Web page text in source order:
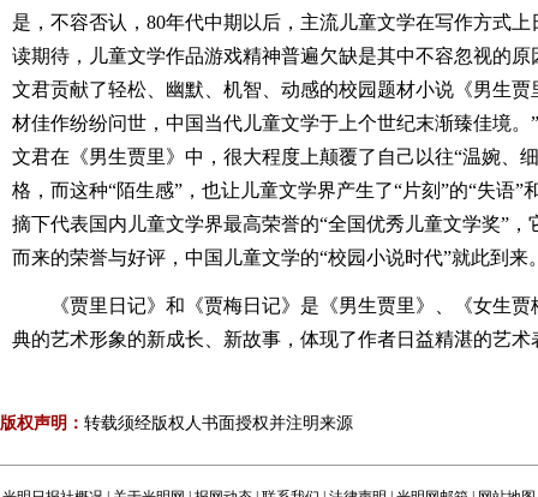
是，不容否认，80年代中期以后，主流儿童文学在写作方式
读期待，儿童文学作品游戏精神普遍欠缺是其中不容忽视的
文君贡献了轻松、幽默、机智、动感的校园题材小说《男生
材佳作纷纷问世，中国当代儿童文学于上个世纪末渐臻佳境
文君在《男生贾里》中，很大程度上颠覆了自己以往“温婉、
格，而这种“陌生感”，也让儿童文学界产生了“片刻”的“失语”
摘下代表国内儿童文学界最高荣誉的“全国优秀儿童文学奖”
而来的荣誉与好评，中国儿童文学的“校园小说时代”就此到来
《贾里日记》和《贾梅日记》是《男生贾里》、《女生
典的艺术形象的新成长、新故事，体现了作者日益精湛的艺
版权声明： 转载须经版权人书面授权并注明来源